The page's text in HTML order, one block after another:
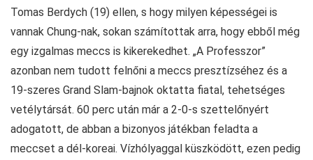
Tomas Berdych (19) ellen, s hogy milyen képességei is
vannak Chung-nak, sokan számítottak arra, hogy ebből még
egy izgalmas meccs is kikerekedhet. „A Professzor”
azonban nem tudott felnőni a meccs presztízséhez és a
19-szeres Grand Slam-bajnok oktatta fiatal, tehetséges
vetélytársát. 60 perc után már a 2-0-s szettelőnyért
adogatott, de abban a bizonyos játékban feladta a
meccset a dél-koreai. Vízhólyaggal küszködött, ezen pedig